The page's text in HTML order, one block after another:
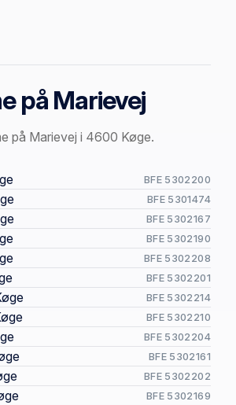
på Marievej
på Marievej i 4600 Køge.
BFE 5302200
BFE 5301474
BFE 5302167
BFE 5302190
BFE 5302208
BFE 5302201
BFE 5302214
BFE 5302210
BFE 5302204
BFE 5302161
BFE 5302202
BFE 5302169